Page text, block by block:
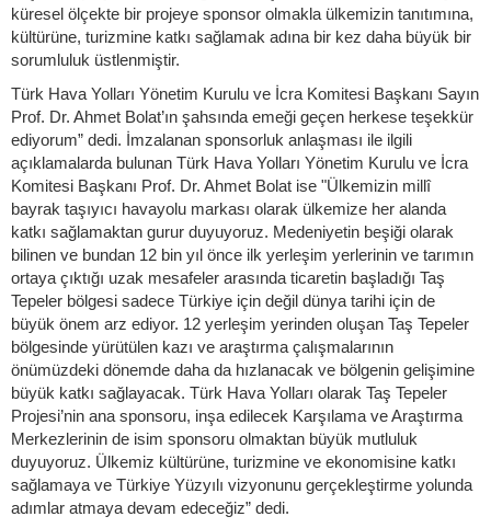
küresel ölçekte bir projeye sponsor olmakla ülkemizin tanıtımına,
kültürüne, turizmine katkı sağlamak adına bir kez daha büyük bir
sorumluluk üstlenmiştir.
Türk Hava Yolları Yönetim Kurulu ve İcra Komitesi Başkanı Sayın
Prof. Dr. Ahmet Bolat’ın şahsında emeği geçen herkese teşekkür
ediyorum” dedi. İmzalanan sponsorluk anlaşması ile ilgili
açıklamalarda bulunan Türk Hava Yolları Yönetim Kurulu ve İcra
Komitesi Başkanı Prof. Dr. Ahmet Bolat ise "Ülkemizin millî
bayrak taşıyıcı havayolu markası olarak ülkemize her alanda
katkı sağlamaktan gurur duyuyoruz. Medeniyetin beşiği olarak
bilinen ve bundan 12 bin yıl önce ilk yerleşim yerlerinin ve tarımın
ortaya çıktığı uzak mesafeler arasında ticaretin başladığı Taş
Tepeler bölgesi sadece Türkiye için değil dünya tarihi için de
büyük önem arz ediyor. 12 yerleşim yerinden oluşan Taş Tepeler
bölgesinde yürütülen kazı ve araştırma çalışmalarının
önümüzdeki dönemde daha da hızlanacak ve bölgenin gelişimine
büyük katkı sağlayacak. Türk Hava Yolları olarak Taş Tepeler
Projesi’nin ana sponsoru, inşa edilecek Karşılama ve Araştırma
Merkezlerinin de isim sponsoru olmaktan büyük mutluluk
duyuyoruz. Ülkemiz kültürüne, turizmine ve ekonomisine katkı
sağlamaya ve Türkiye Yüzyılı vizyonunu gerçekleştirme yolunda
adımlar atmaya devam edeceğiz” dedi.